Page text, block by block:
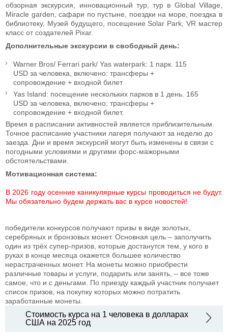
обзорная экскурсия, инновационный тур, тур в Global Village,
Miracle garden, сафари по пустыне, поездки на море, поездка в
библиотеку, Музей будущего, посещение Solar Park, VR мастер
класс от создателей Pixar.
Дополнительные экскурсии в свободный день:
Warner Bros/ Ferrari park/ Yas waterpark: 1 парк. 115
USD за человека, включено: трансферы +
сопровождение + входной билет
Yas Island: посещение нескольких парков в 1 день. 165
USD за человека, включено: трансферы +
сопровождение + входной билет.
Время в расписании активностей является приблизительным.
Точное расписание участники лагеря получают за неделю до
заезда. Дни и время экскурсий могут быть изменены в связи с
погодными условиями и другими форс-мажорными
обстоятельствами.
Мотивационная система:
В 2026 году осенние каникулярные курсы проводиться не будут.
Мы обязательно будем держать вас в курсе новостей!
победители конкурсов получают призы в виде золотых,
серебряных и бронзовых монет. Основная цель – заполучить
один из трёх супер-призов, которые достанутся тем, у кого в
руках в конце месяца окажется большее количество
нерастраченных монет. На монеты можно приобрести
различные товары и услуги, подарить или занять, – все тоже
самое, что и с деньгами. По приезду каждый участник получает
список призов, на покупку которых можно потратить
заработанные монеты.
Стоимость курса на 1 человека в долларах
США на 2025 год